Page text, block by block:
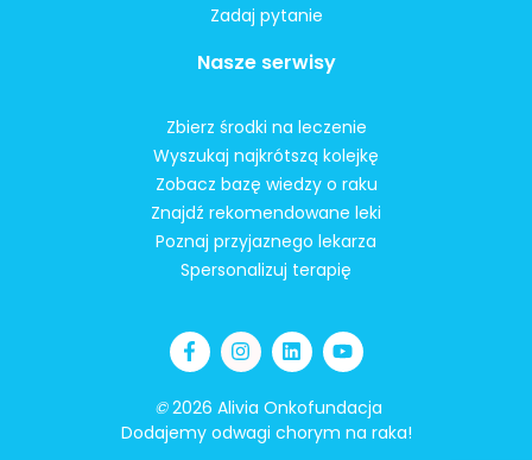
Zadaj pytanie
Nasze serwisy
Zbierz środki na leczenie
Wyszukaj najkrótszą kolejkę
Zobacz bazę wiedzy o raku
Znajdź rekomendowane leki
Poznaj przyjaznego lekarza
Spersonalizuj terapię
©2026 Alivia Onkofundacja
Dodajemy odwagi chorym na raka!